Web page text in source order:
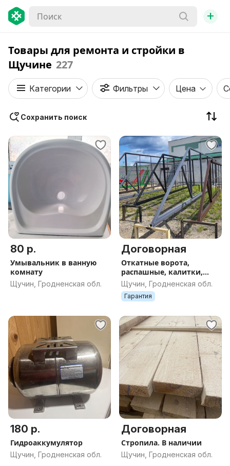
+
Товары для ремонта и стройки в
Щучине 227
Категории Фильтры Цена
Сохранить поиск
80 р.
Умывальник в ванную
комнату
Щучин, Гродненская обл.
Договорная
Откатные ворота,
распашные, калитки,
заборы
Щучин, Гродненская обл.
Гарантия
180 р.
Гидроаккумулятор
Щучин, Гродненская обл.
Договорная
Стропила. В наличии
Щучин, Гродненская обл.